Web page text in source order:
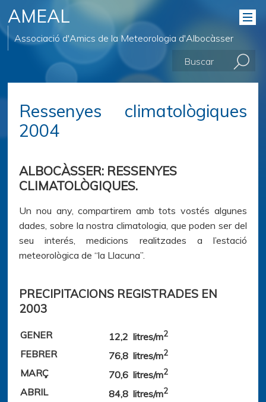
AMEAL
Associació d'Amics de la Meteorologia d'Albocàsser
Ressenyes climatològiques
2004
ALBOCÀSSER: RESSENYES
CLIMATOLÒGIQUES.
Un nou any, compartirem amb tots vostés algunes
dades, sobre la nostra climatologia, que poden ser del
seu interés, medicions realitzades a l’estació
meteorològica de “la Llacuna”.
PRECIPITACIONS REGISTRADES EN
2003
GENER 12,2 litres/m2
FEBRER 76,8 litres/m2
MARÇ 70,6 litres/m2
ABRIL 84,8 litres/m2